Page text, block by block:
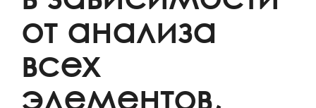
от анализа
всех
элементов,